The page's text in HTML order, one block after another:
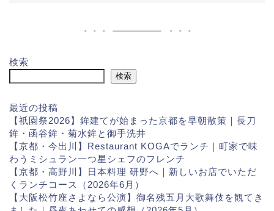
検索
検索
最近の投稿
【祇園祭2026】鉾建てが始まった京都を早朝散策｜長刀
鉾・函谷鉾・菊水鉾と御手洗井
【京都・今出川】Restaurant KOGAでランチ｜町家で味
わうミシュラン一つ星シェフのフレンチ
【京都・高野川】日本料理 研野へ｜新しいお店でいただ
くランチコース（2026年6月）
【大阪松竹座さよなら公演】御名残五月大歌舞伎を観てき